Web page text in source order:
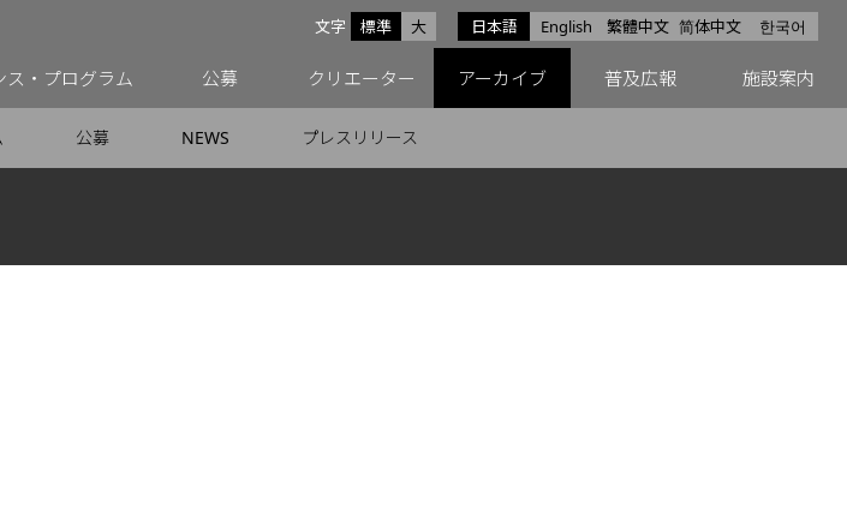
日本語 English 繁體中文 简体中文 한국어
文字サイズ
標準 大
ーツアンドスペースfacebook
アーツアンドスペースX
ョーアーツアンドスペースInstagram
ルニュース
セス
ス・プログラム 公募 クリエーター アーカイブ 普及広報 施設案内
公募 NEWS プレスリリース